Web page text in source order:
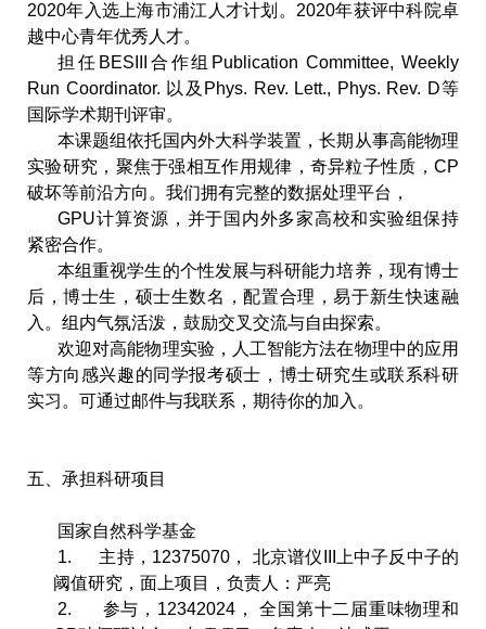
2020年入选上海市浦江人才计划。 2020年获评中科院卓
越中心青年优秀人才。
担任 BESIII 合作组 Publication Committee, Weekly
Run Coordinator. 以及 Phys. Rev. Lett., Phys. Rev. D等
国际学术期刊评审。
本课题组依托国内外大科学装置，长期从事高能物理
实验研究，聚焦于强相互作用规律，奇异粒子性质， CP
破坏等前沿方向。我们拥有完整的数据处理平台，
GPU计算资源，并于国内外多家高校和实验组保持
紧密合作。
本组重视学生的个性发展与科研能力培养，现有博士
后，博士生，硕士生数名，配置合理，易于新生快速融
入。组内气氛活泼，鼓励交叉交流与自由探索。
欢迎对高能物理实验，人工智能方法在物理中的应用
等方向感兴趣的同学报考硕士，博士研究生或联系科研
实习。可通过邮件与我联系，期待你的加入。
五、承担科研项目
国家自然科学基金
1.
主持， 12375070， 北京谱仪
上中子反中子的
阈值研究，面上项目，负责人：严亮
2.
参与， 12342024， 全国第十二届重味物理和